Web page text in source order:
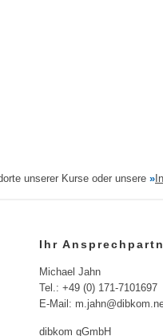
unserer Kurse oder unsere »
Ihr
Michael Jahn
Tel.: +49 (0) 171-7101697
E-Mail:
dibkom gGmbH